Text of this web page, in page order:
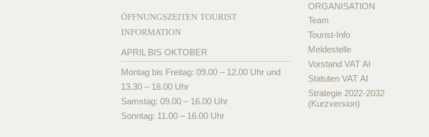
ÖFFNUNGSZEITEN TOURIST
INFORMATION
APRIL BIS OKTOBER
Montag bis Freitag: 09.00 – 12.00 Uhr und
13.30 – 18.00 Uhr
Samstag: 09.00 – 16.00 Uhr
Sonntag: 11.00 – 16.00 Uhr
ORGANISATION
Team
Tourist-Info
Meldestelle
Vorstand VAT AI
Statuten VAT AI
Strategie 2022-2032
(Kurzversion)